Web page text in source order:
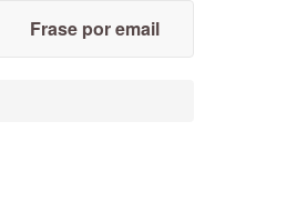
Frase por email